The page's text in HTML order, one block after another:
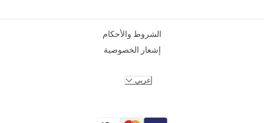
الشروط والأحكام
إشعار الخصوصية
عربي